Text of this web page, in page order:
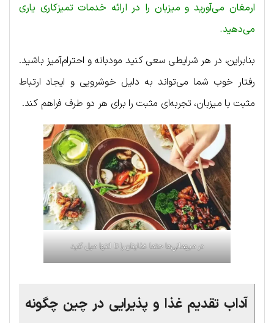
ارمغان می‌آورید و میزبان را در ارائه خدمات تمیزکاری یاری
می‌دهید.
بنابراین، در هر شرایطی سعی کنید مودبانه و احترام‌آمیز باشید.
رفتار خوب شما می‌تواند به دلیل خوشرویی و ایجاد ارتباط
مثبت با میزبان، تجربه‌ای مثبت را برای هر دو طرف فراهم کند.
در میهمانی‌ها حتما غذایتان را تا انتها میل کنید
آداب تقدیم غذا و پذیرایی در چین چگونه